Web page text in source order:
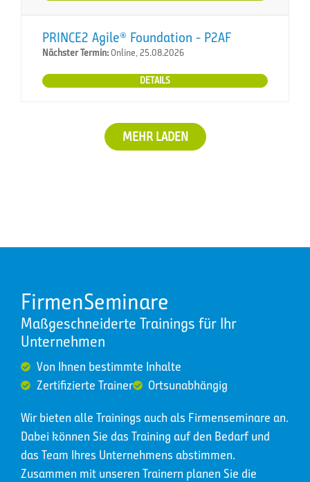
PRINCE2 Agile® Foundation - P2AF
Nächster Termin:Online, 25.08.2026
DETAILS
MEHR LADEN
FirmenSeminare
Maßgeschneiderte Trainings für Ihr
Unternehmen
Von Ihnen bestimmte Inhalte
Zertifizierte Trainer
Ortsunabhängig
Wir bieten alle Trainings auch als Firmenseminare an.
Dabei können Sie das Training auf den Bedarf und
das Team Ihres Unternehmens abstimmen.
Zusammen mit unseren Trainern planen Sie die